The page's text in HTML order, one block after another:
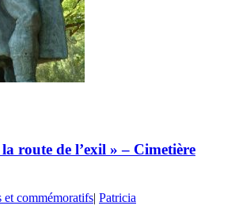
route de l’exil » – Cimetière
et commémoratifs| Patricia